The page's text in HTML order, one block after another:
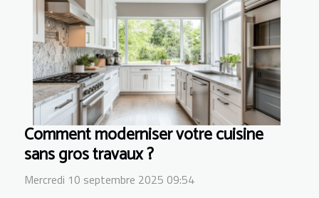
Comment moderniser votre cuisine
sans gros travaux ?
Mercredi 10 septembre 2025 09:54